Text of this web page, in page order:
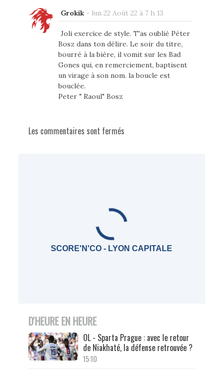
Grokik- lun 22 Août 22 à 7 h 13
Joli exercice de style. T'as oublié Péter
Bosz dans ton délire. Le soir du titre,
bourré à la bière, il vomit sur les Bad
Gones qui, en remerciement, baptisent
un virage à son nom. la boucle est
bouclée.
Peter " Raoul" Bosz
Les commentaires sont fermés
SCORE'N'CO - LYON CAPITALE
D'HEURE EN HEURE
OL - Sparta Prague : avec le retour
de Niakhaté, la défense retrouvée ?
15:10